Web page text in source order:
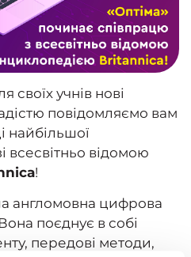
своїх учнів нові
повідомляємо вам
найбільшої
всесвітньо відомою
!
англомовна цифрова
поєднує в собі
передові методи,